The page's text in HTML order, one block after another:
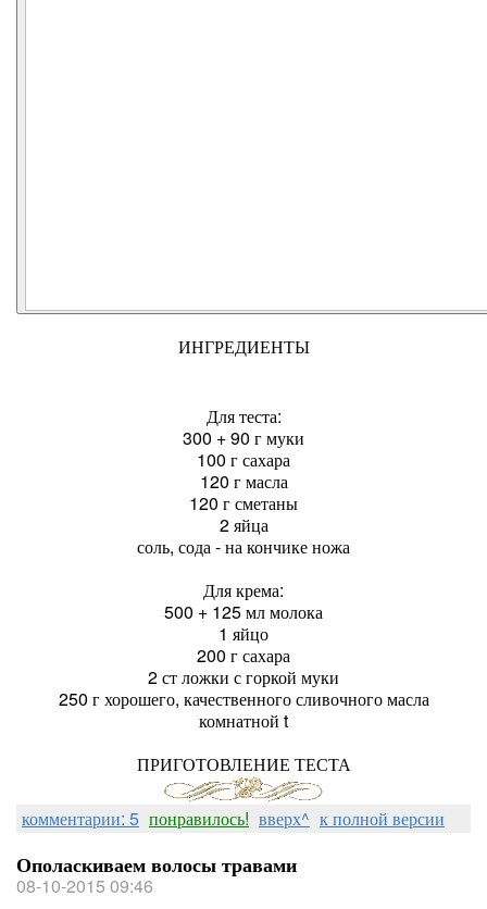
ИНГРЕДИЕНТЫ
Для теста:
300 + 90 г муки
100 г сахара
120 г масла
120 г сметаны
2 яйца
соль, сода - на кончике ножа
Для крема:
500 + 125 мл молока
1 яйцо
200 г сахара
2 ст ложки с горкой муки
250 г хорошего, качественного сливочного масла
комнатной t
ПРИГОТОВЛЕНИЕ ТЕСТА
комментарии: 5 понравилось! вверх^ к полной версии
Ополаскиваем волосы травами
08-10-2015 09:46